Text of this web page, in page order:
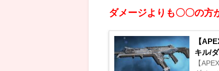
ダメージよりも〇〇の方
【
キル/
【